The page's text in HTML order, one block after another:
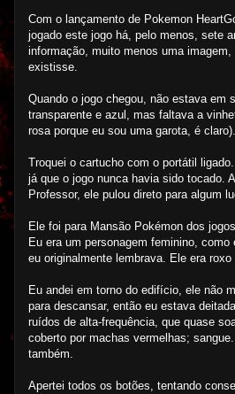
Com o lançamento de Pokemon
jogado este jogo há, pelo menos, sete
informação, muito menos uma
existisse.
Quando o jogo chegou, não estava em
transparente e azul, mas faltava a
rosa porque eu sou uma garota, é claro).
Troquei o cartucho com o portátil
já que o jogo nunca havia sido tocado.
Professor, ele pulou direto para algum
Ele foi para Mansão Pokémon dos
Eu era um personagem feminino,
eu originalmente lembrava. Ele era
Eu andei em torno do edifício, ele não
para descansar, então eu estava
ruídos de alta-frequência, que quase
coberto por machas vermelhas;
também.
Apertei todos os botões, tentando